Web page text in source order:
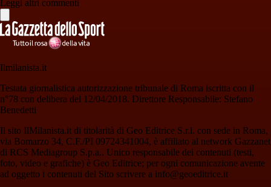
Leggi altri commenti
Ilmilanista.it
Testata giornalistica autorizzazione tribunale di Roma iscritta con il
n°78 con delibera del 12/04/2018. Direttore Responsabile: Stefano
Benedetti
Il sito IlMilanista.it di titolarità di Geo Editrice S.r.l. con sede in Roma,
via Bomarzo 34, C.F./PI 09724341004, è affiliato al network Gazzanet
di RCS Mediagroup S.p.a.. Unico responsabile dei contenuti (testi,
foto, video e grafiche) è Geo Editrice; per ogni comunicazione avente
ad oggetto i contenuti del Sito scrivere a info@geoeditrice.it